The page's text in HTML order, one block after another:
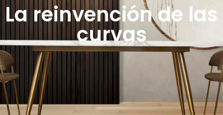
La reinvención de las
curvas